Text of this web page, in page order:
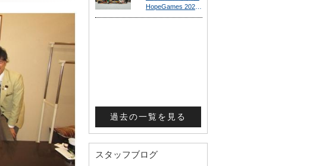
過去の一覧を見る
スタッフブログ